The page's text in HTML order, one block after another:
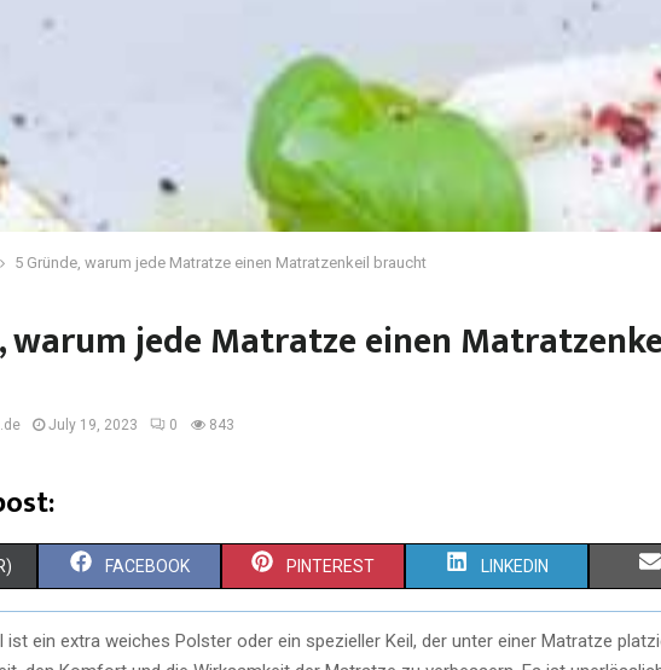
5 Gründe, warum jede Matratze einen Matratzenkeil braucht
warum jede Matratze einen
July 19, 2023 0 843
FACEBOOK PINTEREST LINKEDIN
ist ein extra weiches Polster oder ein spezieller Keil, der unter einer Matratze